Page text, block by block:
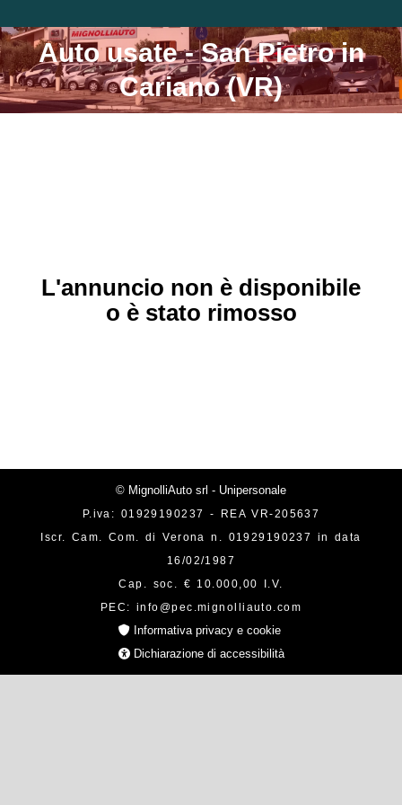
Auto usate - San Pietro in
Cariano (VR)
Tu sei qui:
L'annuncio non è disponibile
o è stato rimosso
© MignolliAuto srl - Unipersonale
P.iva: 01929190237 - REA VR-205637
Iscr. Cam. Com. di Verona n. 01929190237 in data
16/02/1987
Cap. soc. € 10.000,00 I.V.
PEC: info@pec.mignolliauto.com
Informativa privacy e cookie
Dichiarazione di accessibilità